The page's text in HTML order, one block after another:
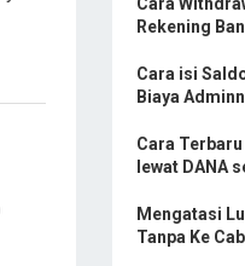
Rekening
Cara isi
Biaya
Cara
lewat DANA
Mengatasi
Tanpa Ke